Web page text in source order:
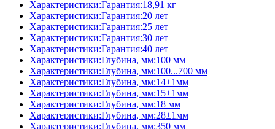
Характеристики:Гарантия:18,91 кг
Характеристики:Гарантия:20 лет
Характеристики:Гарантия:25 лет
Характеристики:Гарантия:30 лет
Характеристики:Гарантия:40 лет
Характеристики:Глубина, мм:100 мм
Характеристики:Глубина, мм:100...700 мм
Характеристики:Глубина, мм:14±1мм
Характеристики:Глубина, мм:15±1мм
Характеристики:Глубина, мм:18 мм
Характеристики:Глубина, мм:28±1мм
Характеристики:Глубина, мм:350 мм